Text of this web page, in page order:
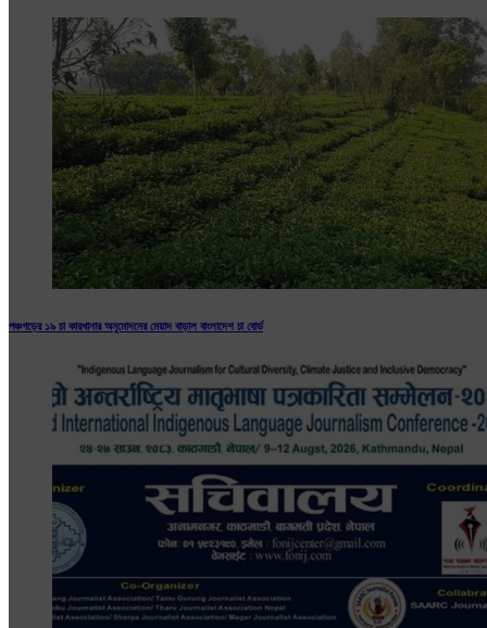
পঞ্চগড়ের ১৯ চা কারখানার অনুমোদনের মেয়াদ বাড়াল বাংলাদেশ চা বোর্ড